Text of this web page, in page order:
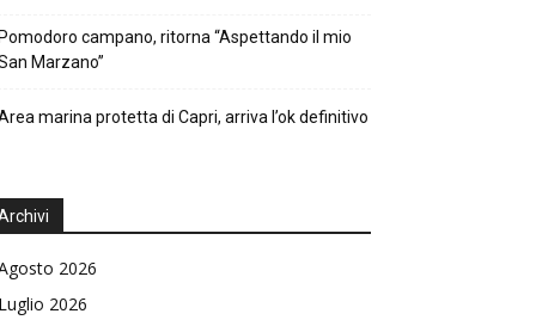
campano, ritorna “Aspettando il mio
Marzano”
marina protetta di Capri, arriva l’ok definitivo
2026
2026